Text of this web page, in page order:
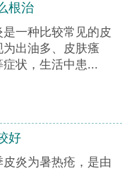
根治
是一种比较常见的皮
为出油多、皮肤瘙
状，生活中患...
好
皮炎为暑热疮，是由